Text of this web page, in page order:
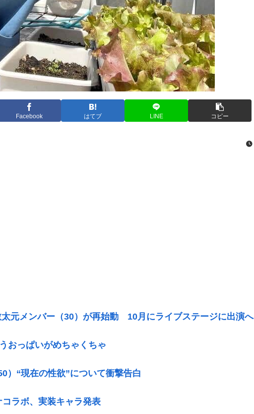
Facebook はてブ LINE コピー
太元メンバー（30）が再始動 10月にライブステージに出演へ
おっぱいがめちゃくちゃ
）“現在の性欲”について衝撃告白
コラボ、実装キャラ発表